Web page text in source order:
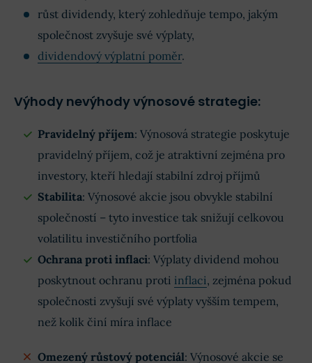
růst dividendy, který zohledňuje tempo, jakým
společnost zvyšuje své výplaty,
dividendový výplatní poměr.
Výhody nevýhody výnosové strategie:
Pravidelný příjem: Výnosová strategie poskytuje
pravidelný příjem, což je atraktivní zejména pro
investory, kteří hledají stabilní zdroj příjmů
Stabilita: Výnosové akcie jsou obvykle stabilní
společností – tyto investice tak snižují celkovou
volatilitu investičního portfolia
Ochrana proti inflaci: Výplaty dividend mohou
poskytnout ochranu proti inflaci, zejména pokud
společnosti zvyšují své výplaty vyšším tempem,
než kolik činí míra inflace
Omezený růstový potenciál: Výnosové akcie se